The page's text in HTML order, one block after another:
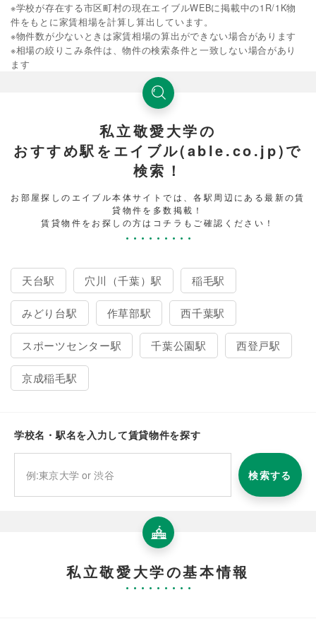
※学校が存在する市区町村の現在エイブルWEBに掲載中の1R/1K物
件をもとに家賃相場を計算し算出しています。
※物件数が少ないときは家賃相場の算出ができない場合があります
※相場の絞りこみ条件は、物件の検索条件と一致しない場合があり
ます
私立敬愛大学の
おすすめ駅をエイブル(able.co.jp)で
検索！
お部屋探しのエイブル本体サイトでは、各駅周辺にある最新の賃
貸物件を多数掲載！
賃貸物件をお探しの方はコチラもご確認ください！
天台駅 穴川（千葉）駅 稲毛駅
みどり台駅 作草部駅 西千葉駅
スポーツセンター駅 千葉公園駅 西登戸駅
京成稲毛駅
学校名・駅名を入力して賃貸物件を探す
検索する
私立敬愛大学の基本情報